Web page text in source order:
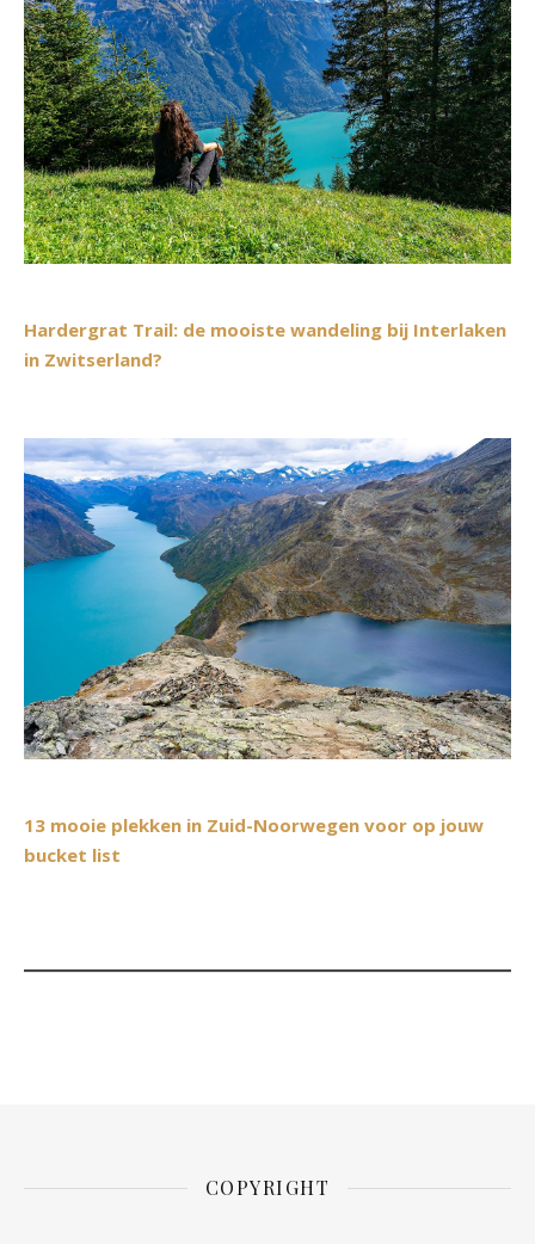
Hardergrat Trail: de mooiste wandeling bij Interlaken
in Zwitserland?
13 mooie plekken in Zuid-Noorwegen voor op jouw
bucket list
COPYRIGHT